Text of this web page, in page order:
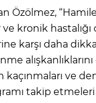
Özölmez,
ve kronik
karşı daha
kaçınmaları ve
takip